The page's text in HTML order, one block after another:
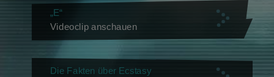
„E“
Videoclip anschauen
Die Fakten über Ecstasy